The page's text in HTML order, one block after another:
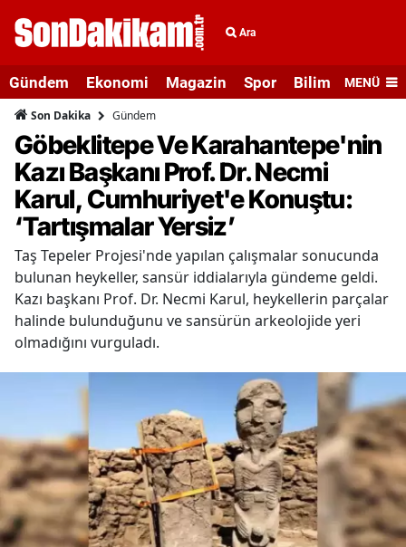
Ara
Gündem Ekonomi Magazin Spor Bilim veMENÜ
Son Dakika Gündem
Göbeklitepe Ve Karahantepe'nin
Kazı Başkanı Prof. Dr. Necmi
Karul, Cumhuriyet'e Konuştu:
‘Tartışmalar Yersiz’
Taş Tepeler Projesi'nde yapılan çalışmalar sonucunda
bulunan heykeller, sansür iddialarıyla gündeme geldi.
Kazı başkanı Prof. Dr. Necmi Karul, heykellerin parçalar
halinde bulunduğunu ve sansürün arkeolojide yeri
olmadığını vurguladı.